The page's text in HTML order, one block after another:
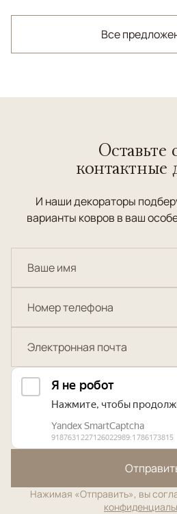
Все
Оставьте
контактные
И наши декораторы
варианты ковров в ваш
Нажимая «Отправить», вы